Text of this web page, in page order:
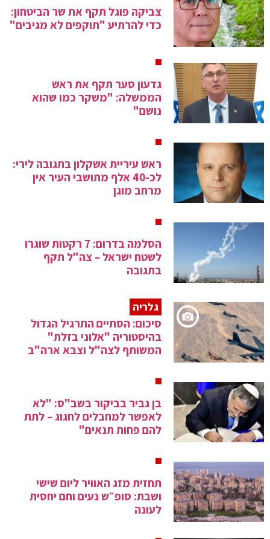
צביקה פוגל תקף את שר הביטחון:
כדי להרתיע "תוקפים לא מגיבים"
גדעון סער תקף את ראש
הממשלה: "משקר כמו שהוא
נושם"
ראש עיריית אשקלון בתגובה לירי:
לכ-40 אלף מתושבי העיר אין
מרחב מוגן
הסלמה בדרום: 7 רקטות שוגרו
לשטח ישראל – צה"ל תקף
בתגובה
גלריה
סיכום: הסתיים התרגיל הגדול
בהיסטוריה "אלוני בזלת"
המשותף לצה"ל וצבא ארה"ב
בן גביר בביקור בשב"ס: "לא
לאפשר למחבלים לחגוג – לתת
להם פחות תנאים"
תחזית מזג האוויר ליום שישי
ושבת: סופ״ש נעים וחם יחסית
לעונה